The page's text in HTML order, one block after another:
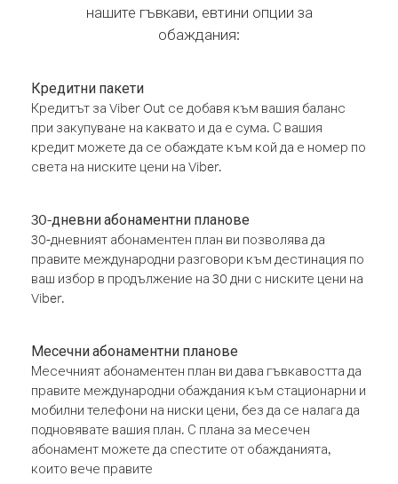
нашите гъвкави, евтини опции за
обаждания:
Кредитни пакети
Кредитът за Viber Out се добавя към вашия баланс
при закупуване на каквато и да е сума. С вашия
кредит можете да се обаждате към кой да е номер по
света на ниските цени на Viber.
30-дневни абонаментни планове
30-дневният абонаментен план ви позволява да
правите международни разговори към дестинация по
ваш избор в продължение на 30 дни с ниските цени на
Viber.
Месечни абонаментни планове
Месечният абонаментен план ви дава гъвкавостта да
правите международни обаждания към стационарни и
мобилни телефони на ниски цени, без да се налага да
подновявате вашия план. С плана за месечен
абонамент можете да спестите от обажданията,
които вече правите